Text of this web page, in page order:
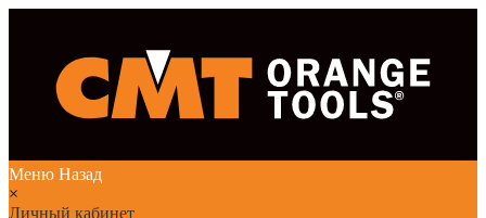
Меню Назад
×
Личный кабинет